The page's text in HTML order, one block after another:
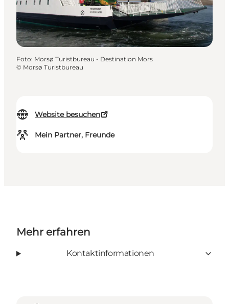
Website besuchen
Mein Partner, Freunde
Foto: Morsø Turistbureau - Destination Mors
© Morsø Turistbureau
Mehr erfahren
Kontaktinformationen